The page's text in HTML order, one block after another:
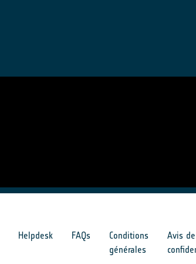
Helpdesk FAQs
Conditions
générales
Avis de